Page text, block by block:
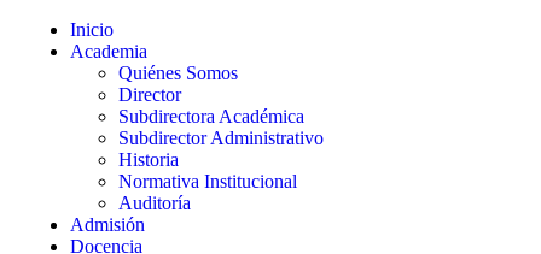
Inicio
Academia
Quiénes Somos
Director
Subdirectora Académica
Subdirector Administrativo
Historia
Normativa Institucional
Auditoría
Admisión
Docencia